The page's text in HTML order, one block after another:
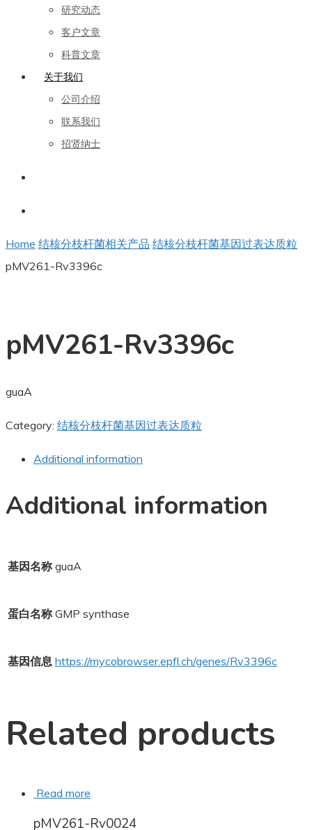
研究动态
客户文章
科普文章
关于我们
公司介绍
联系我们
招贤纳士
Home 结核分枝杆菌相关产品 结核分枝杆菌基因过表达质粒
pMV261-Rv3396c
pMV261-Rv3396c
guaA
Category: 结核分枝杆菌基因过表达质粒
Additional information
Additional information
基因名称 guaA
蛋白名称 GMP synthase
基因信息 https://mycobrowser.epfl.ch/genes/Rv3396c
Related products
Read more
pMV261-Rv0024